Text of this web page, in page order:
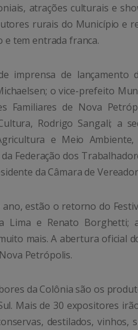
atrações culturais e
rurais do Município e
e tem entrada franca.
imprensa de lançamento
o vice-prefeito
Familiares de Nova
Rodrigo Sangali; a
e Meio
Federação dos
da Câmara de
ano, estão o retorno do
Lima e Renato Borghetti;
mais. A abertura oficial
Petrópolis.
da Colônia são os
Mais de 30 expositores
destilados,